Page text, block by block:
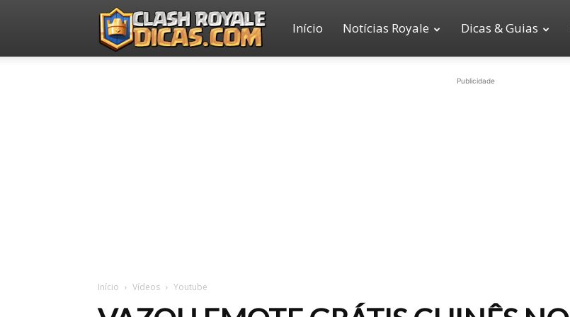
Clash
Início Notícias Royale Dicas & Guias
Publicidade
Início Vídeos Youtube